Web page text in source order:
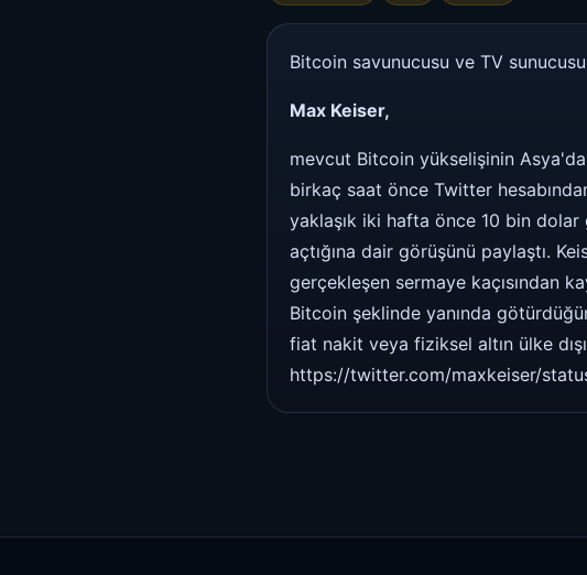
Bitcoin savunucusu ve TV sunucusu
Max Keiser,
mevcut Bitcoin yükselişinin
birkaç saat önce Twitter
yaklaşık iki hafta önce 10 bin dolar
açtığına dair görüşünü paylaştı.
gerçekleşen sermaye kaçısından
Bitcoin şeklinde yanında
fiat nakit veya fiziksel altın ülke
https://twitter.com/maxkeiser/